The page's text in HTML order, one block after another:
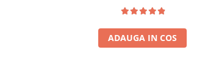
ADAUGA IN COS